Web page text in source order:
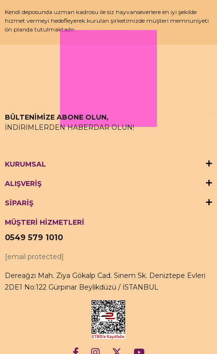
Kendi deposunda uzman kadrosu ile siz hayvanseverlere en iyi şekilde
hizmet vermeyi hedefleyerek kurulan şirketimizde müşteri memnuniyeti
ön planda tutulmaktadır.
BÜLTENİMİZE ABONE OLUN,
İNDİRİMLERDEN HABERDAR OLUN!
KURUMSAL
ALIŞVERİŞ
SİPARİŞ
MÜŞTERİ HİZMETLERİ
0549 579 1010
[email protected]
Dereağzı Mah. Ziya Gökalp Cad. Sinem Sk. Deniztepe Evleri
2DE1 No:122 Gürpınar Beylikdüzü / İSTANBUL